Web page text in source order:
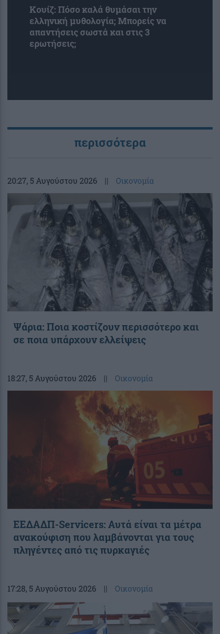
Κουίζ: Πόσο καλά θυμάσαι την
ελληνική μυθολογία; Μπορείς να
απαντήσεις σωστά και στις 3
ερωτήσεις;
περισσότερα
20:27, 5 Αυγούστου 2026 || Οικονομία
Ψάρια: Ποια κοστίζουν περισσότερο και
σε ποια υπάρχουν ελλείψεις
18:27, 5 Αυγούστου 2026 || Οικονομία
ΕΕΔΑΔΠ-Servicers: Αυτά είναι τα μέτρα
ανακούφιση που λαμβάνονται για τους
πληγέντες από τις πυρκαγιές
17:28, 5 Αυγούστου 2026 || Οικονομία